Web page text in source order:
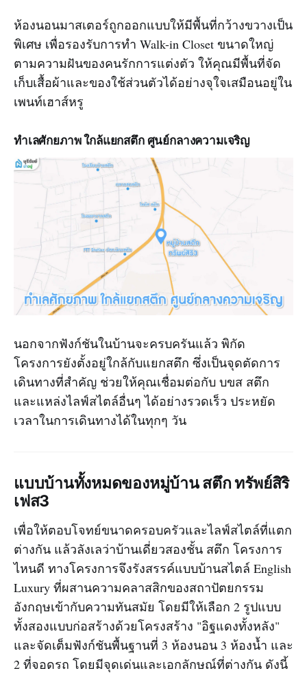
ห้องนอนมาสเตอร์ถูกออกแบบให้มีพื้นที่กว้างขวางเป็น
พิเศษ เพื่อรองรับการทำ Walk-in Closet ขนาดใหญ่
ตามความฝันของคนรักการแต่งตัว ให้คุณมีพื้นที่จัด
เก็บเสื้อผ้าและของใช้ส่วนตัวได้อย่างจุใจเสมือนอยู่ใน
เพนท์เฮาส์หรู
ทำเลศักยภาพ ใกล้แยกสตึก ศูนย์กลางความเจริญ
นอกจากฟังก์ชันในบ้านจะครบครันแล้ว พิกัด
โครงการยังตั้งอยู่ใกล้กับแยกสตึก ซึ่งเป็นจุดตัดการ
เดินทางที่สำคัญ ช่วยให้คุณเชื่อมต่อกับ บขส สตึก
และแหล่งไลฟ์สไตล์อื่นๆ ได้อย่างรวดเร็ว ประหยัด
เวลาในการเดินทางได้ในทุกๆ วัน
แบบบ้านทั้งหมดของหมู่บ้าน สตึก ทรัพย์สิริ
เฟส3
เพื่อให้ตอบโจทย์ขนาดครอบครัวและไลฟ์สไตล์ที่แตก
ต่างกัน แล้วลังเลว่าบ้านเดี่ยวสองชั้น สตึก โครงการ
ไหนดี ทางโครงการจึงรังสรรค์แบบบ้านสไตล์ English
Luxury ที่ผสานความคลาสสิกของสถาปัตยกรรม
อังกฤษเข้ากับความทันสมัย โดยมีให้เลือก 2 รูปแบบ
ทั้งสองแบบก่อสร้างด้วยโครงสร้าง "อิฐแดงทั้งหลัง"
และจัดเต็มฟังก์ชันพื้นฐานที่ 3 ห้องนอน 3 ห้องน้ำ และ
2 ที่จอดรถ โดยมีจุดเด่นและเอกลักษณ์ที่ต่างกัน ดังนี้